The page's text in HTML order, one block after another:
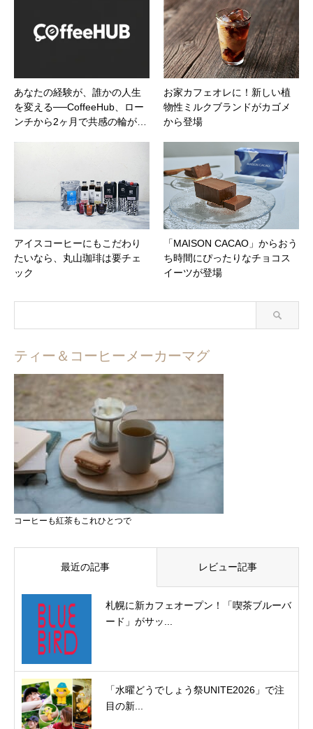
あなたの経験が、誰かの人生
を変える──CoffeeHub、ロー
ンチから2ヶ月で共感の輪が…
お家カフェオレに！新しい植
物性ミルクブランドがカゴメ
から登場
アイスコーヒーにもこだわり
たいなら、丸山珈琲は要チェ
ック
「MAISON CACAO」からおう
ち時間にぴったりなチョコス
イーツが登場
ティー＆コーヒーメーカーマグ
コーヒーも紅茶もこれひとつで
最近の記事 レビュー記事
札幌に新カフェオープン！「喫茶ブルーバ
ード」がサッ...
「水曜どうでしょう祭UNITE2026」で注
目の新...